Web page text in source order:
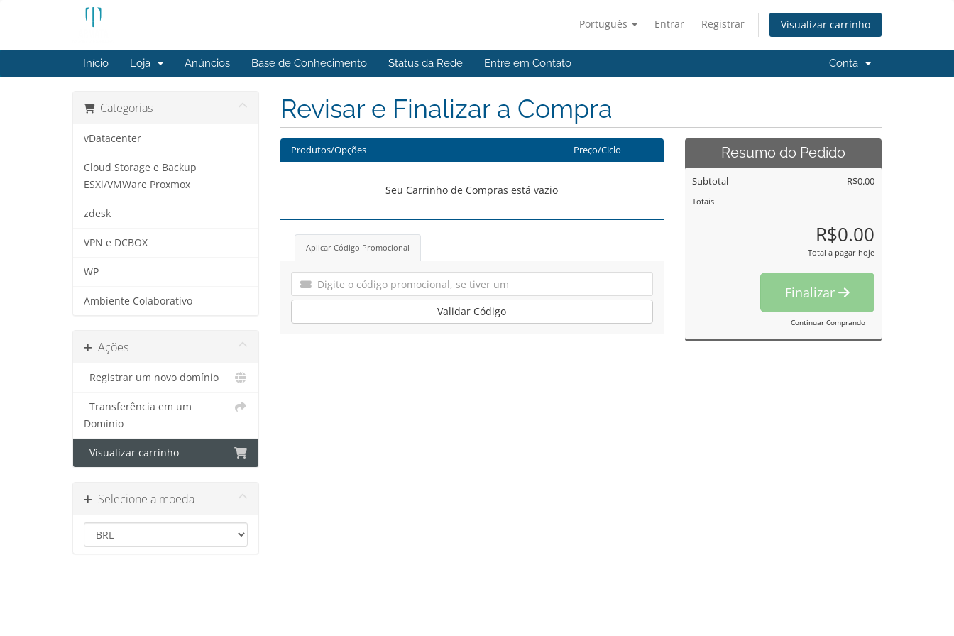
Português Entrar Registrar Visualizar carrinho
Início Loja Anúncios Base de Conhecimento Status da Rede Entre em Contato Conta
Categorias
vDatacenter
Cloud Storage e Backup
ESXi/VMWare Proxmox
zdesk
VPN e DCBOX
WP
Ambiente Colaborativo
Ações
Registrar um novo domínio
Transferência em um
Domínio
Visualizar carrinho
Selecione a moeda
Revisar e Finalizar a Compra
Produtos/Opções Preço/Ciclo
Seu Carrinho de Compras está vazio
Aplicar Código Promocional
Validar Código
Resumo do Pedido
Subtotal R$0.00
Totais
R$0.00
Total a pagar hoje
Finalizar
Continuar Comprando